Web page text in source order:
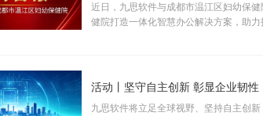
近日，九思软件与成都市温江区妇幼保
健院打造一体化智慧办公解决方案，助力
九思软件将立足全球视野、坚持自主创